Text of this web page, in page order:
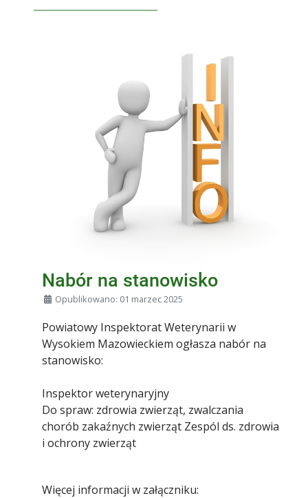
Nabór na stanowisko
Szczegóły
Opublikowano: 01 marzec 2025
Powiatowy Inspektorat Weterynarii w
Wysokiem Mazowieckiem ogłasza nabór na
stanowisko:
Inspektor weterynaryjny
Do spraw: zdrowia zwierząt, zwalczania
chorób zakaźnych zwierząt Zespól ds. zdrowia
i ochrony zwierząt
Więcej informacji w załączniku: